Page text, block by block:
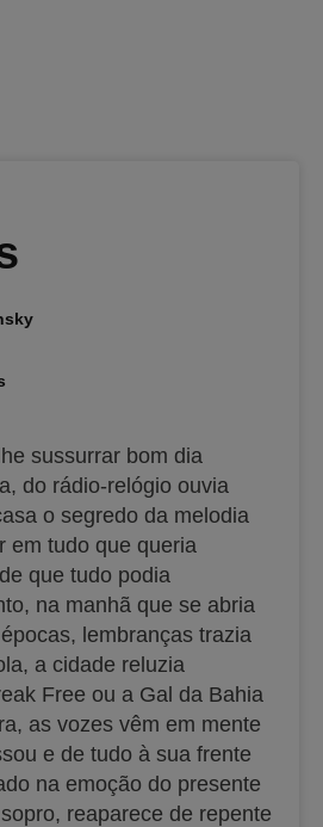
sussurrar bom dia
do rádio-relógio ouvia
o segredo da melodia
em tudo que queria
que tudo podia
na manhã que se abria
lembranças trazia
a cidade reluzia
Free ou a Gal da Bahia
as vozes vêm em mente
e de tudo à sua frente
na emoção do presente
reaparece de repente